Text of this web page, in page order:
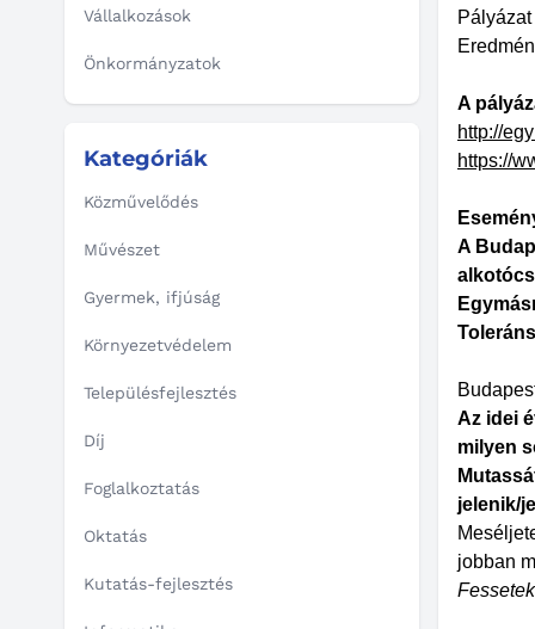
Vállalkozások
Önkormányzatok
Kategóriák
Közművelődés
Művészet
Gyermek, ifjúság
Környezetvédelem
Településfejlesztés
Díj
Foglalkoztatás
Oktatás
Kutatás-fejlesztés
A
http://
https://
A
Az idei
milyen
jelenik/
jobban